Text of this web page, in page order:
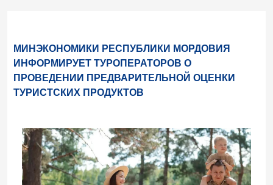
МИНЭКОНОМИКИ РЕСПУБЛИКИ МОРДОВИЯ
ИНФОРМИРУЕТ ТУРОПЕРАТОРОВ О
ПРОВЕДЕНИИ ПРЕДВАРИТЕЛЬНОЙ ОЦЕНКИ
ТУРИСТСКИХ ПРОДУКТОВ